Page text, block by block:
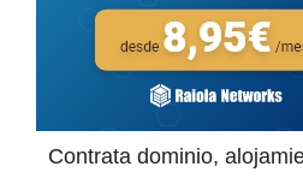
Contrata dominio,